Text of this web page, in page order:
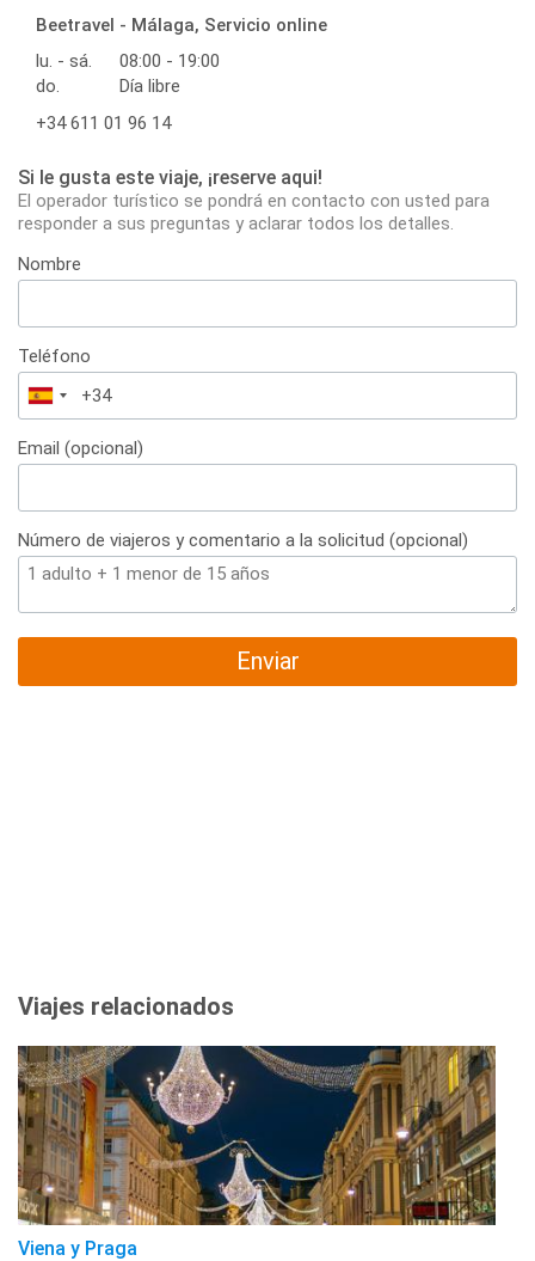
Beetravel - Málaga, Servicio online
lu. - sá.
08:00 - 19:00
do.
Día libre
+34 611 01 96 14
Si le gusta este viaje, ¡reserve aqui!
El operador turístico se pondrá en contacto con usted para
responder a sus preguntas y aclarar todos los detalles.
Nombre
Teléfono
España
+34
Email (opcional)
Número de viajeros y comentario a la solicitud (opcional)
Enviar
Viajes relacionados
Viena y Praga